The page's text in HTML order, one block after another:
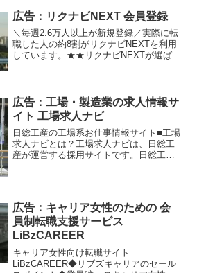
の求人！【2】全国各地の求人を掲載
【3】幅広い職種を取り扱...
広告：リクナビNEXT 会員登録
＼毎週2.6万人以上が新規登録／実際に転
職した人の約8割がリクナビNEXTを利用
しています。★★リクナビNEXTが選ばれ
広告：工場・製造業の求人情報サ
イト 工場求人ナビ
日総工産の工場系お仕事情報サイト■工場
求人ナビとは？工場求人ナビは、日総工
産が運営する採用サイトです。日総工産
など、あなたの希望にピ...
広告：キャリア女性のための 会
員制転職支援サービス
LiBzCAREER
キャリア女性向け転職サイト
LiBzCAREER◆リブズキャリアのセール